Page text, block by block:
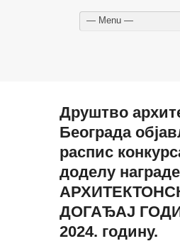
— Menu —
Друштво
Београда
распис
доделу награде
ДОГАЂАЈ
2024. годину.